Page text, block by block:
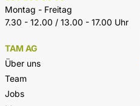
Montag - Freitag
7.30 - 12.00 / 13.00 - 17.00 Uhr
TAM AG
Über uns
Team
Jobs